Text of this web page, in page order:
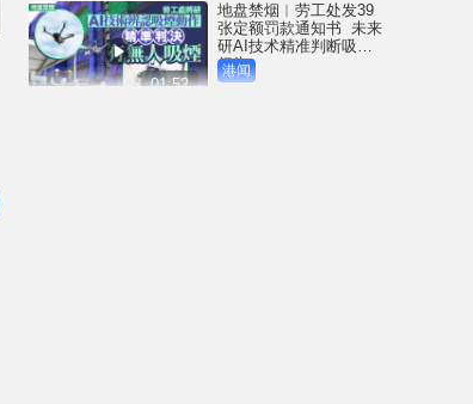
01:52
地盘禁烟︱劳工处发39
张定额罚款通知书 未来
研AI技术精准判断吸烟
行为
港闻